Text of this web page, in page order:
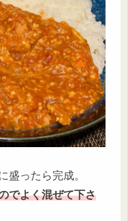
ったら完成。
でよく混ぜて下さ